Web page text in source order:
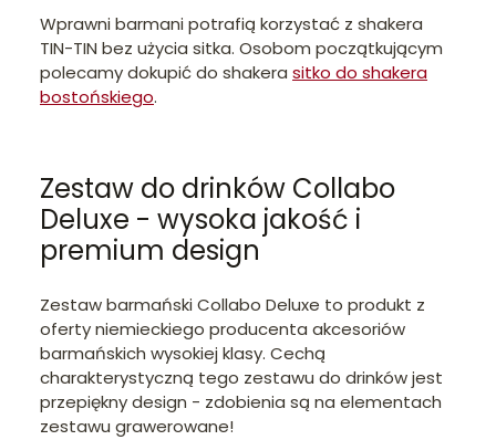
Wprawni barmani potrafią korzystać z shakera
TIN-TIN bez użycia sitka. Osobom początkującym
polecamy dokupić do shakera sitko do shakera
bostońskiego.
Zestaw do drinków Collabo
Deluxe - wysoka jakość i
premium design
Zestaw barmański Collabo Deluxe to produkt z
oferty niemieckiego producenta akcesoriów
barmańskich wysokiej klasy. Cechą
charakterystyczną tego zestawu do drinków jest
przepiękny design - zdobienia są na elementach
zestawu grawerowane!